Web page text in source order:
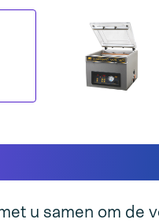
u samen om de